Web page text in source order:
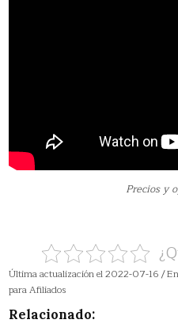
Precios y
Última actualización el 2022-07-16 /
para Afiliados
Relacionado: